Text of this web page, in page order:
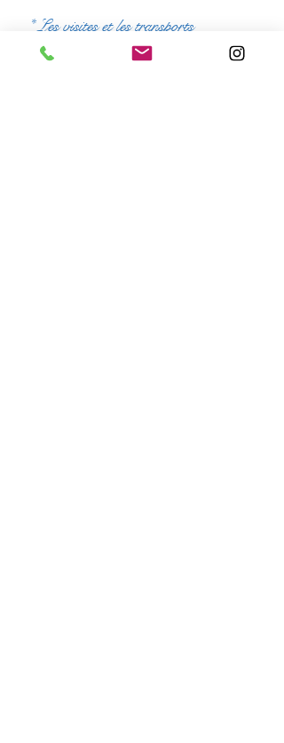
* Les visites et les transports
* Une journée de vélo électrique (ou